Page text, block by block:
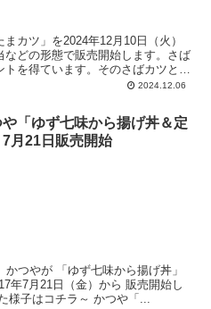
カツ」を2024年12月10日（火）
どの形態で販売開始します。さば
を得ています。そのさばカツとロ
ごでとじました。店内は丼と定食、
2024.12.06
「ゆず七味から揚げ丼＆定
月21日販売開始
年7月21日（金）から 販売開始し
ますね。 【追記】実際に賞味した様子はコチラ～ かつや「...